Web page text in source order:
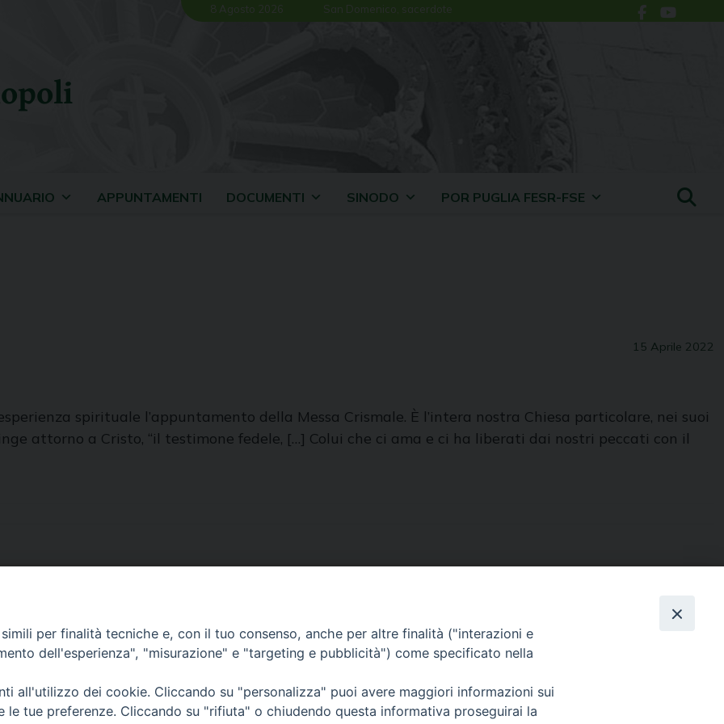
8 Agosto 2026 San Domenico, sacerdote
APPUNTAMENTI DOCUMENTI SINODO POR PUGLIA FESR-FSE
15 Aprile 2022
spirituale l’appuntamento della Messa Crismale. È l’intera nostra Chiesa particolare, nei suoi
attorno a Cristo, “il testimone fedele, […] Colui che ci ama e ci ha liberati dai nostri peccati con il
70014 CONVERSANO (BA) – Via San Benedetto, 1
70043 MONOPOLI (Ba) – Largo Vescovado, 5
per finalità tecniche e, con il tuo consenso, anche per altre finalità ("interazioni e
dell'esperienza", "misurazione" e "targeting e pubblicità") come specificato nella
all'utilizzo dei cookie. Cliccando su "personalizza" puoi avere maggiori informazioni sui
le tue preferenze. Cliccando su "rifiuta" o chiudendo questa informativa proseguirai la